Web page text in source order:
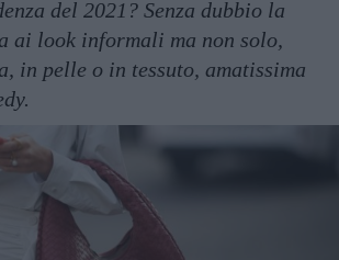
del 2021? Senza dubbio la
ai look informali ma non solo,
in pelle o in tessuto, amatissima